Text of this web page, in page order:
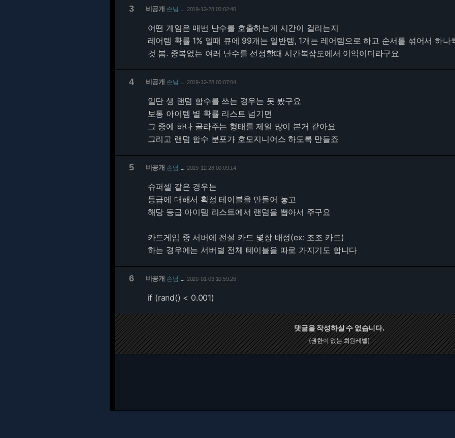
3 비공개 손님 2019-12-28 00:02:40
어떤 게임은 매번 난수를 호출하는게 시간이 걸리는지
레어템 확률 1% 일때 큐에 99개는 일반템, 1개는 레어템으로 하고 순서를 섞어서 하나
것 봄. 중복없는 여러 난수를 선정할때 시간복잡도에서 이익이더라구요
4 비공개 손님 2019-12-28 00:07:04
일단 생 랜덤 함수를 쓰는 경우는 못 봤구요
보통 아이템 별 확률 리스트 넘기면
그 중에 하나 골라주는 형태를 제일 많이 본거 같아요
그리고 랜덤 함수 분포가 호모지니어스 하도록 만들죠
5 비공개 손님 2019-12-28 00:09:14
슈퍼셀 같은 경우는
등급에 대해서 확정 테이블을 만들어 놓고
해당 등급 아이템 리스트에서 랜덤을 뽑아서 주구요
카드게임 중 서버에 전설 카드 몇장 배정(ex: 조조 카드)
하는 경우에는 서버별 전체 테이블을 따로 가지기도 합니다
6 비공개 손님 2020-01-03 10:59:26
if (rand() < 0.001)
댓글을 작성하실 수 없습니다.
(권한이 없는 회원레벨)